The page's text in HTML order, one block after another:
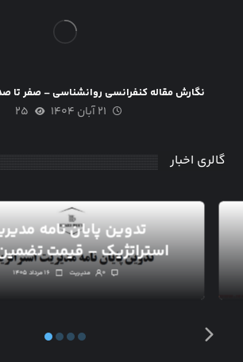
نگارش مقاله کنفرانسی روانشناسی – صفر تا
۲۱ آبان ۱۴۰۴ ۲۵
گالری اخبار
تدوین پایان نامه
استراتژیک – قیمت
۱۶ مرداد ۱۴۰۵ مدیریت ۰